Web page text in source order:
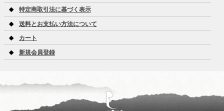
特定商取引法に基づく表示
送料とお支払い方法について
カート
新規会員登録